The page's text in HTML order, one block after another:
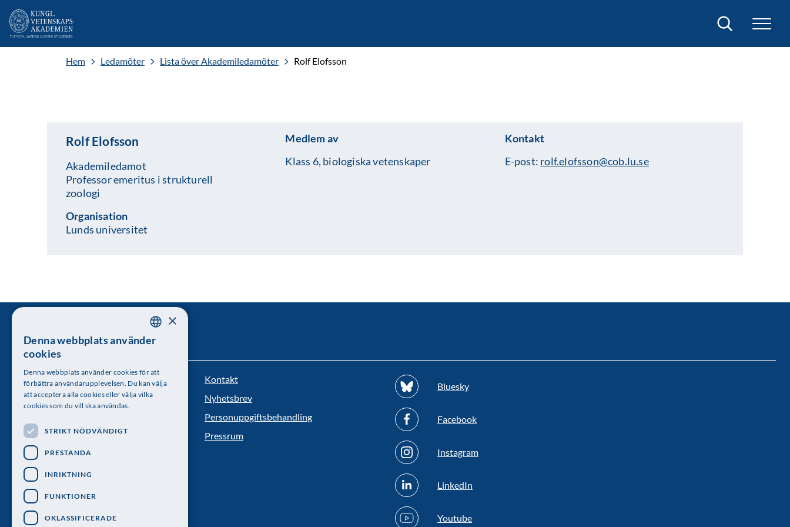
Sök
Hem Ledamöter Lista över Akademiledamöter Rolf Elofsson
Rolf Elofsson
Akademiledamot
Professor emeritus i strukturell
zoologi
Organisation
Lunds universitet
Medlem av
Klass 6, biologiska vetenskaper
Kontakt
E-post: rolf.elofsson@cob.lu.se
Kungl. Vetenskapsakademien
Besöksadress: Lilla Frescativägen 4A
Telefon: 08-673 95 00
Kontakt
Nyhetsbrev
Personuppgiftsbehandling
Pressrum
Bluesky
Facebook
Instagram
LinkedIn
Youtube
SWEDISH
×
Denna webbplats använder
cookies
Denna webbplats använder cookies för att
förbättra användarupplevelsen. Du kan välja
att acceptera alla cookies eller välja vilka
cookies som du vill ska användas.
STRIKT NÖDVÄNDIGT
PRESTANDA
INRIKTNING
FUNKTIONER
OKLASSIFICERADE